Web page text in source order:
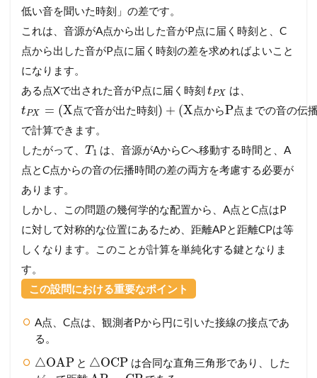
低い音を聞いた時刻」の差です。
これは、音源がA点から出した音がP点に届く時刻と、C
点から出した音がP点に届く時刻の差を求めればよいこと
になります。
ある点Xで出された音がP点に届く時刻 tPX は、
tPX = (X点で音が出た時刻 ) + (X点からP点 ま での音の伝
で計算できます。
したがって、 T 1 は、音源がAからCへ移動する時間と、A
点とC点からの音の伝播時間の差の両方を考慮する必要が
あります。
しかし、この問題の幾何学的な配置から、A点とC点はP
に対して対称的な位置にあるため、距離APと距離CPは等
しくなります。このことが計算を単純化する鍵となりま
す。
この設問における重要なポイント
A点、C点は、観測者Pから円に引いた接線の接点であ
る。
△OAP と △OCP は合同な直角三角形であり、した